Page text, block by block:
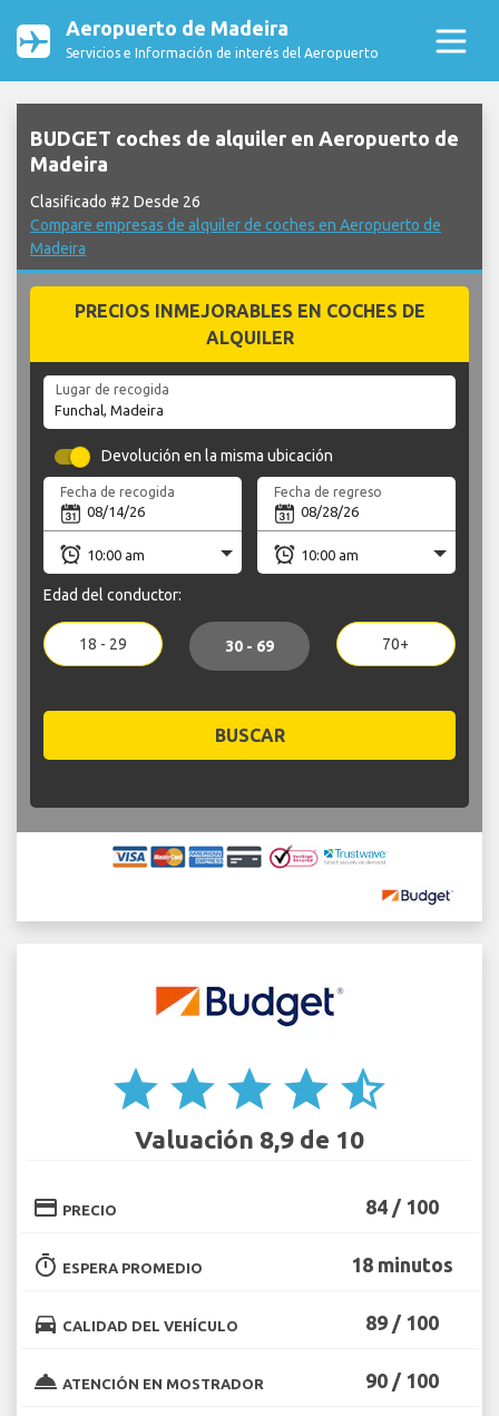
Aeropuerto de Madeira
Servicios e Información de interés del Aeropuerto
BUDGET coches de alquiler en Aeropuerto de
Madeira
Clasificado #2 Desde 26
Compare empresas de alquiler de coches en Aeropuerto de
Madeira
PRECIOS INMEJORABLES EN COCHES DE
ALQUILER
Lugar de recogida
Devolución en la misma ubicación
Fecha de recogida Fecha de regreso
Edad del conductor:
18 - 29 30 - 69 70+
BUSCAR
star star star star star_half
Valuación 8,9 de 10
credit_card PRECIO 84 / 100
timer ESPERA PROMEDIO 18 minutos
directions_car CALIDAD DEL VEHÍCULO 89 / 100
room_service ATENCIÓN EN MOSTRADOR 90 / 100